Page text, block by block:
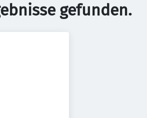
gefunden.